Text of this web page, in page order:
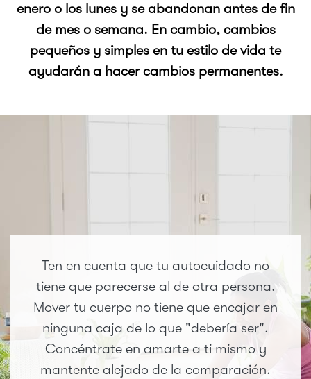
enero o los lunes y se abandonan antes de fin
de mes o semana. En cambio, cambios
pequeños y simples en tu estilo de vida te
ayudarán a hacer cambios permanentes.
Ten en cuenta que tu autocuidado no
tiene que parecerse al de otra persona.
Mover tu cuerpo no tiene que encajar en
ninguna caja de lo que "debería ser".
Concéntrate en amarte a ti mismo y
mantente alejado de la comparación.